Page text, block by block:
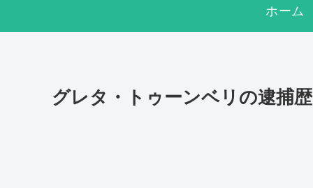
ホーム
グレタ・トゥーンベリの逮捕